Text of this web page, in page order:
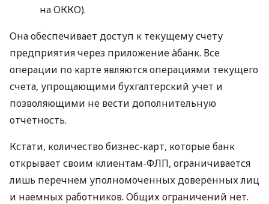
на ОККО).
Она обеспечивает доступ к текущему счету
предприятия через приложение àбанк. Все
операции по карте являются операциями текущего
счета, упрощающими бухгалтерский учет и
позволяющими не вести дополнительную
отчетность.
Кстати, количество бизнес-карт, которые банк
открывает своим клиентам-ФЛП, ограничивается
лишь перечнем уполномоченных доверенных лиц
и наемных работников. Общих ограничений нет.